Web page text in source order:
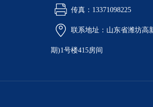
传真：13371098225
联系地址：山东省潍坊高
期)1号楼415房间